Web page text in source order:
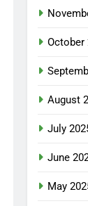
October
August
July
June
May